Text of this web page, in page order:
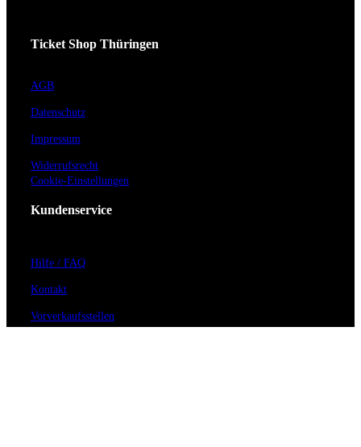
Ticket Shop Thüringen
AGB
Datenschutz
Impressum
Widerrufsrecht
Cookie-Einstellungen
Kundenservice
Hilfe / FAQ
Kontakt
Vorverkaufsstellen